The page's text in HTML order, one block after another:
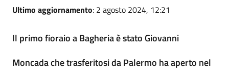
Ultimo aggiornamento: 2 agosto 2024, 12:21
Il primo fioraio a Bagheria è stato Giovanni
Moncada che trasferitosi da Palermo ha aperto nel